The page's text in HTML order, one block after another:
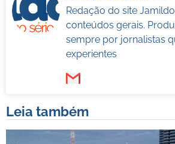
Redação do site
conteúdos gerais.
sempre por jornalistas
experientes
Leia também